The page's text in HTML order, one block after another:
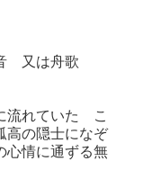
又は舟歌
流れていた こ
高の隠士になぞ
情に通ずる無